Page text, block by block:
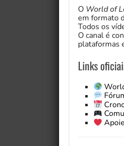
O World of
em formato
Todos os
O canal é
plataformas
Links